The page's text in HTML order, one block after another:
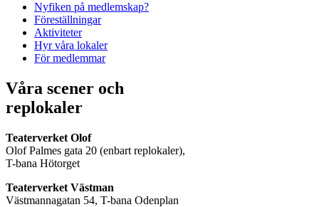
Nyfiken på medlemskap?
Föreställningar
Aktiviteter
Hyr våra lokaler
För medlemmar
Våra scener och
replokaler
Teaterverket Olof
Olof Palmes gata 20 (enbart replokaler),
T-bana Hötorget
Teaterverket Västman
Västmannagatan 54, T-bana Odenplan